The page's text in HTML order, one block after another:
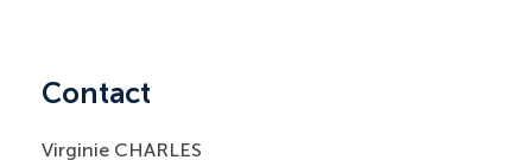
Contact
Virginie CHARLES